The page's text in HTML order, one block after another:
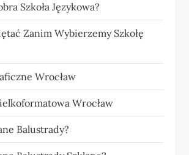
Szkoła Językowa?
Zanim Wybierzemy Szkołę
Wrocław
Wrocław
Balustrady?